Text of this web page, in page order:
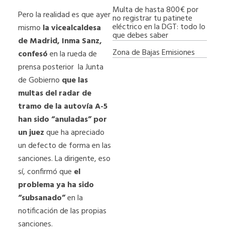
Pero la realidad es que ayer
mismo la vicealcaldesa
de Madrid, Inma Sanz,
confesóen la rueda de
prensa posterior la Junta
de Gobierno que las
multas del radar de
tramo de la autovía A-5
han sido “anuladas” por
un juezque ha apreciado
un defecto de forma en las
sanciones. La dirigente, eso
sí, confirmó que el
problema ya ha sido
“subsanado”en la
notificación de las propias
sanciones.
Multa de hasta 800€ por
no registrar tu patinete
eléctrico en la DGT: todo lo
que debes saber
Zona de Bajas Emisiones